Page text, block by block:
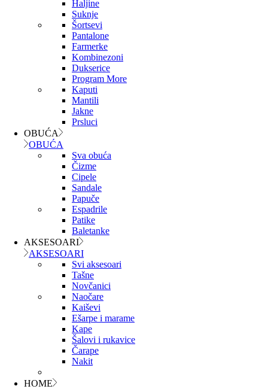
Haljine
Suknje
Šortsevi
Pantalone
Farmerke
Kombinezoni
Dukserice
Program More
Kaputi
Mantili
Jakne
Prsluci
OBUĆA
OBUĆA
Sva obuća
Čizme
Cipele
Sandale
Papuče
Espadrile
Patike
Baletanke
AKSESOARI
AKSESOARI
Svi aksesoari
Tašne
Novčanici
Naočare
Kaiševi
Ešarpe i marame
Kape
Šalovi i rukavice
Čarape
Nakit
HOME